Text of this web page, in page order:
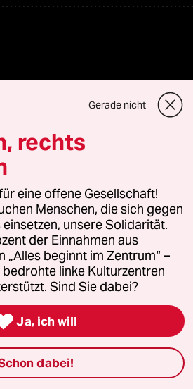
Vertriebs GmbH
Fragen oder für Genehmigungen
Kommune-Richtlinien KI-
widerrufen (Ads)
Gerade nicht
rechts
eine offene Gesellschaft!
Menschen, die sich gegen
unsere Solidarität.
der Einnahmen aus
„Alles beginnt im Zentrum“ –
linke Kulturzentren
Sind Sie dabei?
Ja, ich will
dabei!